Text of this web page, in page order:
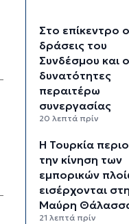
Στο επίκεντρο
δράσεις του
Συνδέσμου και
δυνατότητες
περαιτέρω
συνεργασίας
20 λεπτά πρίν
Η Τουρκία
την κίνηση των
εμπορικών
εισέρχονται
Μαύρη
21 λεπτά πρίν